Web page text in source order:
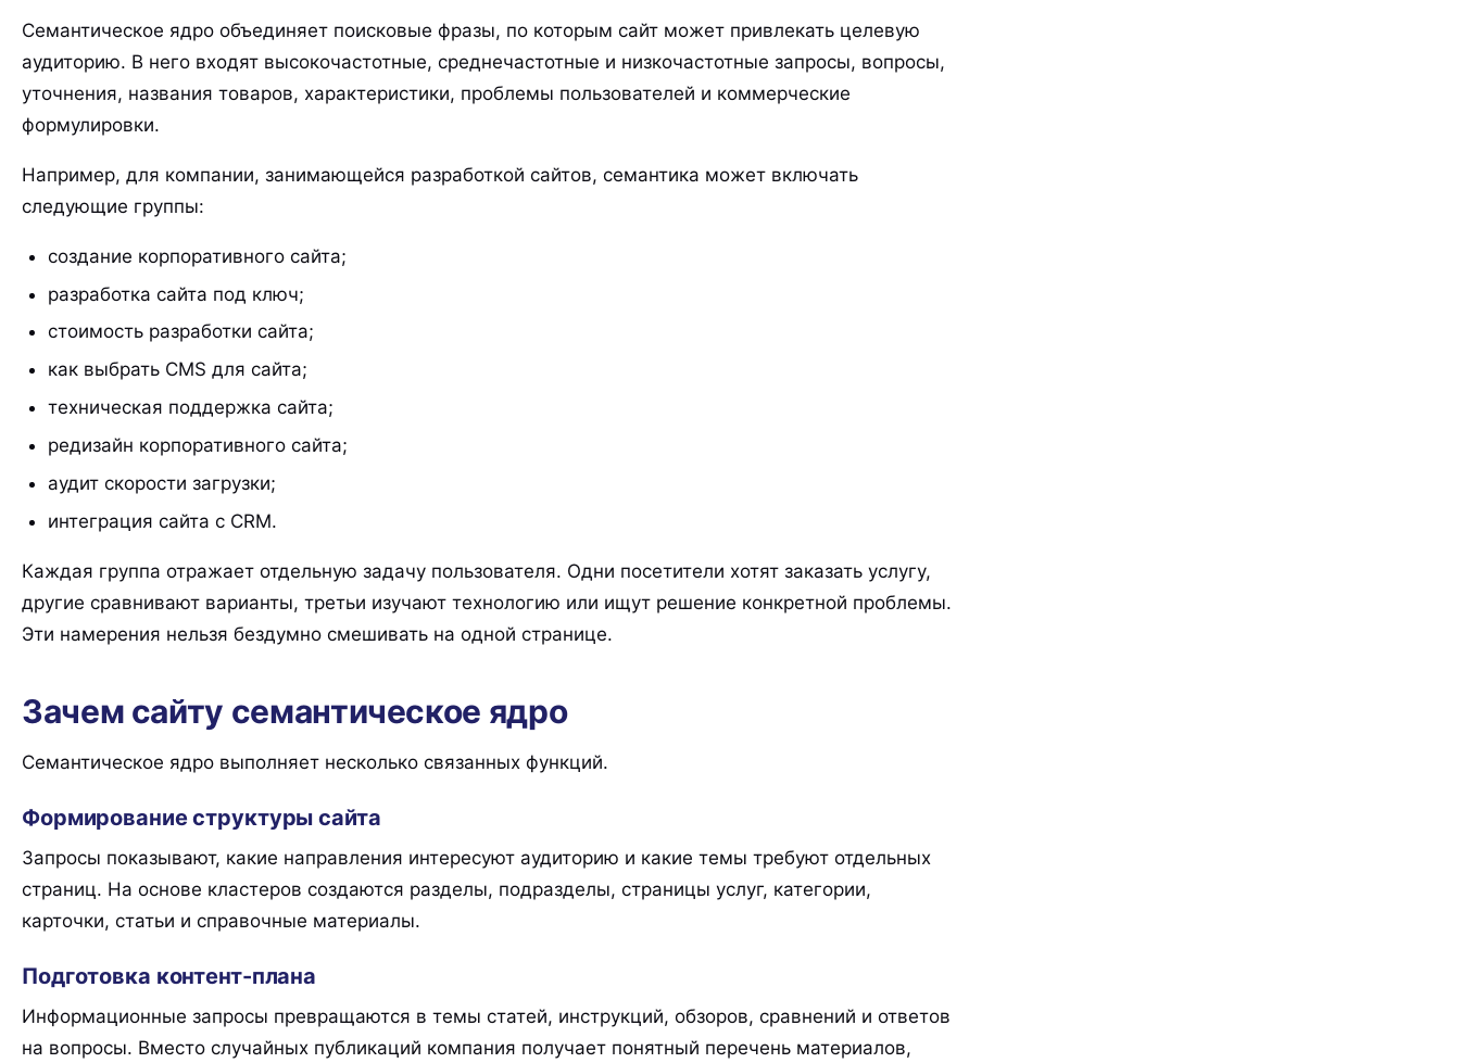
Семантическое ядро объединяет поисковые фразы, по которым сайт может привлекать целевую
аудиторию. В него входят высокочастотные, среднечастотные и низкочастотные запросы, вопросы,
уточнения, названия товаров, характеристики, проблемы пользователей и коммерческие
формулировки.
Например, для компании, занимающейся разработкой сайтов, семантика может включать
следующие группы:
создание корпоративного сайта;
разработка сайта под ключ;
стоимость разработки сайта;
как выбрать CMS для сайта;
техническая поддержка сайта;
редизайн корпоративного сайта;
аудит скорости загрузки;
интеграция сайта с CRM.
Каждая группа отражает отдельную задачу пользователя. Одни посетители хотят заказать услугу,
другие сравнивают варианты, третьи изучают технологию или ищут решение конкретной проблемы.
Эти намерения нельзя бездумно смешивать на одной странице.
Зачем сайту семантическое ядро
Семантическое ядро выполняет несколько связанных функций.
Формирование структуры сайта
Запросы показывают, какие направления интересуют аудиторию и какие темы требуют отдельных
страниц. На основе кластеров создаются разделы, подразделы, страницы услуг, категории,
карточки, статьи и справочные материалы.
Подготовка контент-плана
Информационные запросы превращаются в темы статей, инструкций, обзоров, сравнений и ответов
на вопросы. Вместо случайных публикаций компания получает понятный перечень материалов,